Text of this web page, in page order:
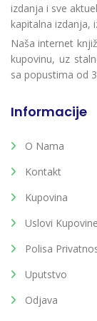
izdanja i sve
kapitalna izdanja,
Naša internet
kupovinu, uz
sa popustima od
Informacije
O Nama
Kontakt
Kupovina
Uslovi Kupovine
Polisa
Uputstvo
Odjava